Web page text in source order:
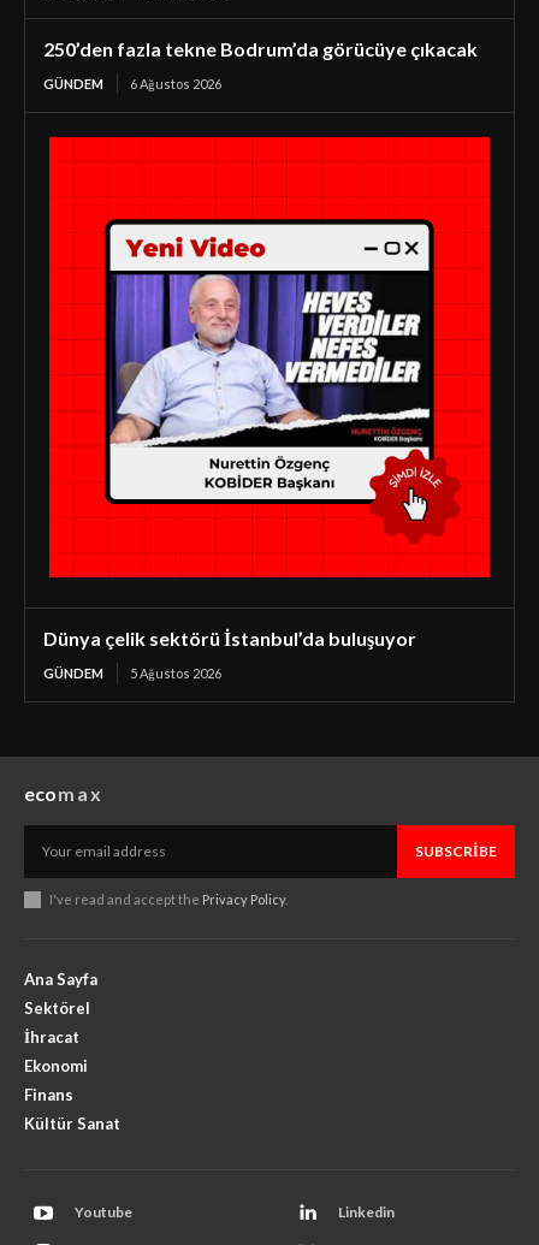
250’den fazla tekne Bodrum’da görücüye çıkacak
GÜNDEM 6 Ağustos 2026
Dünya çelik sektörü İstanbul’da buluşuyor
GÜNDEM 5 Ağustos 2026
ecomax
SUBSCRIBE
I've read and accept the Privacy Policy.
Ana Sayfa
Sektörel
İhracat
Ekonomi
Finans
Kültür Sanat
Youtube Linkedin